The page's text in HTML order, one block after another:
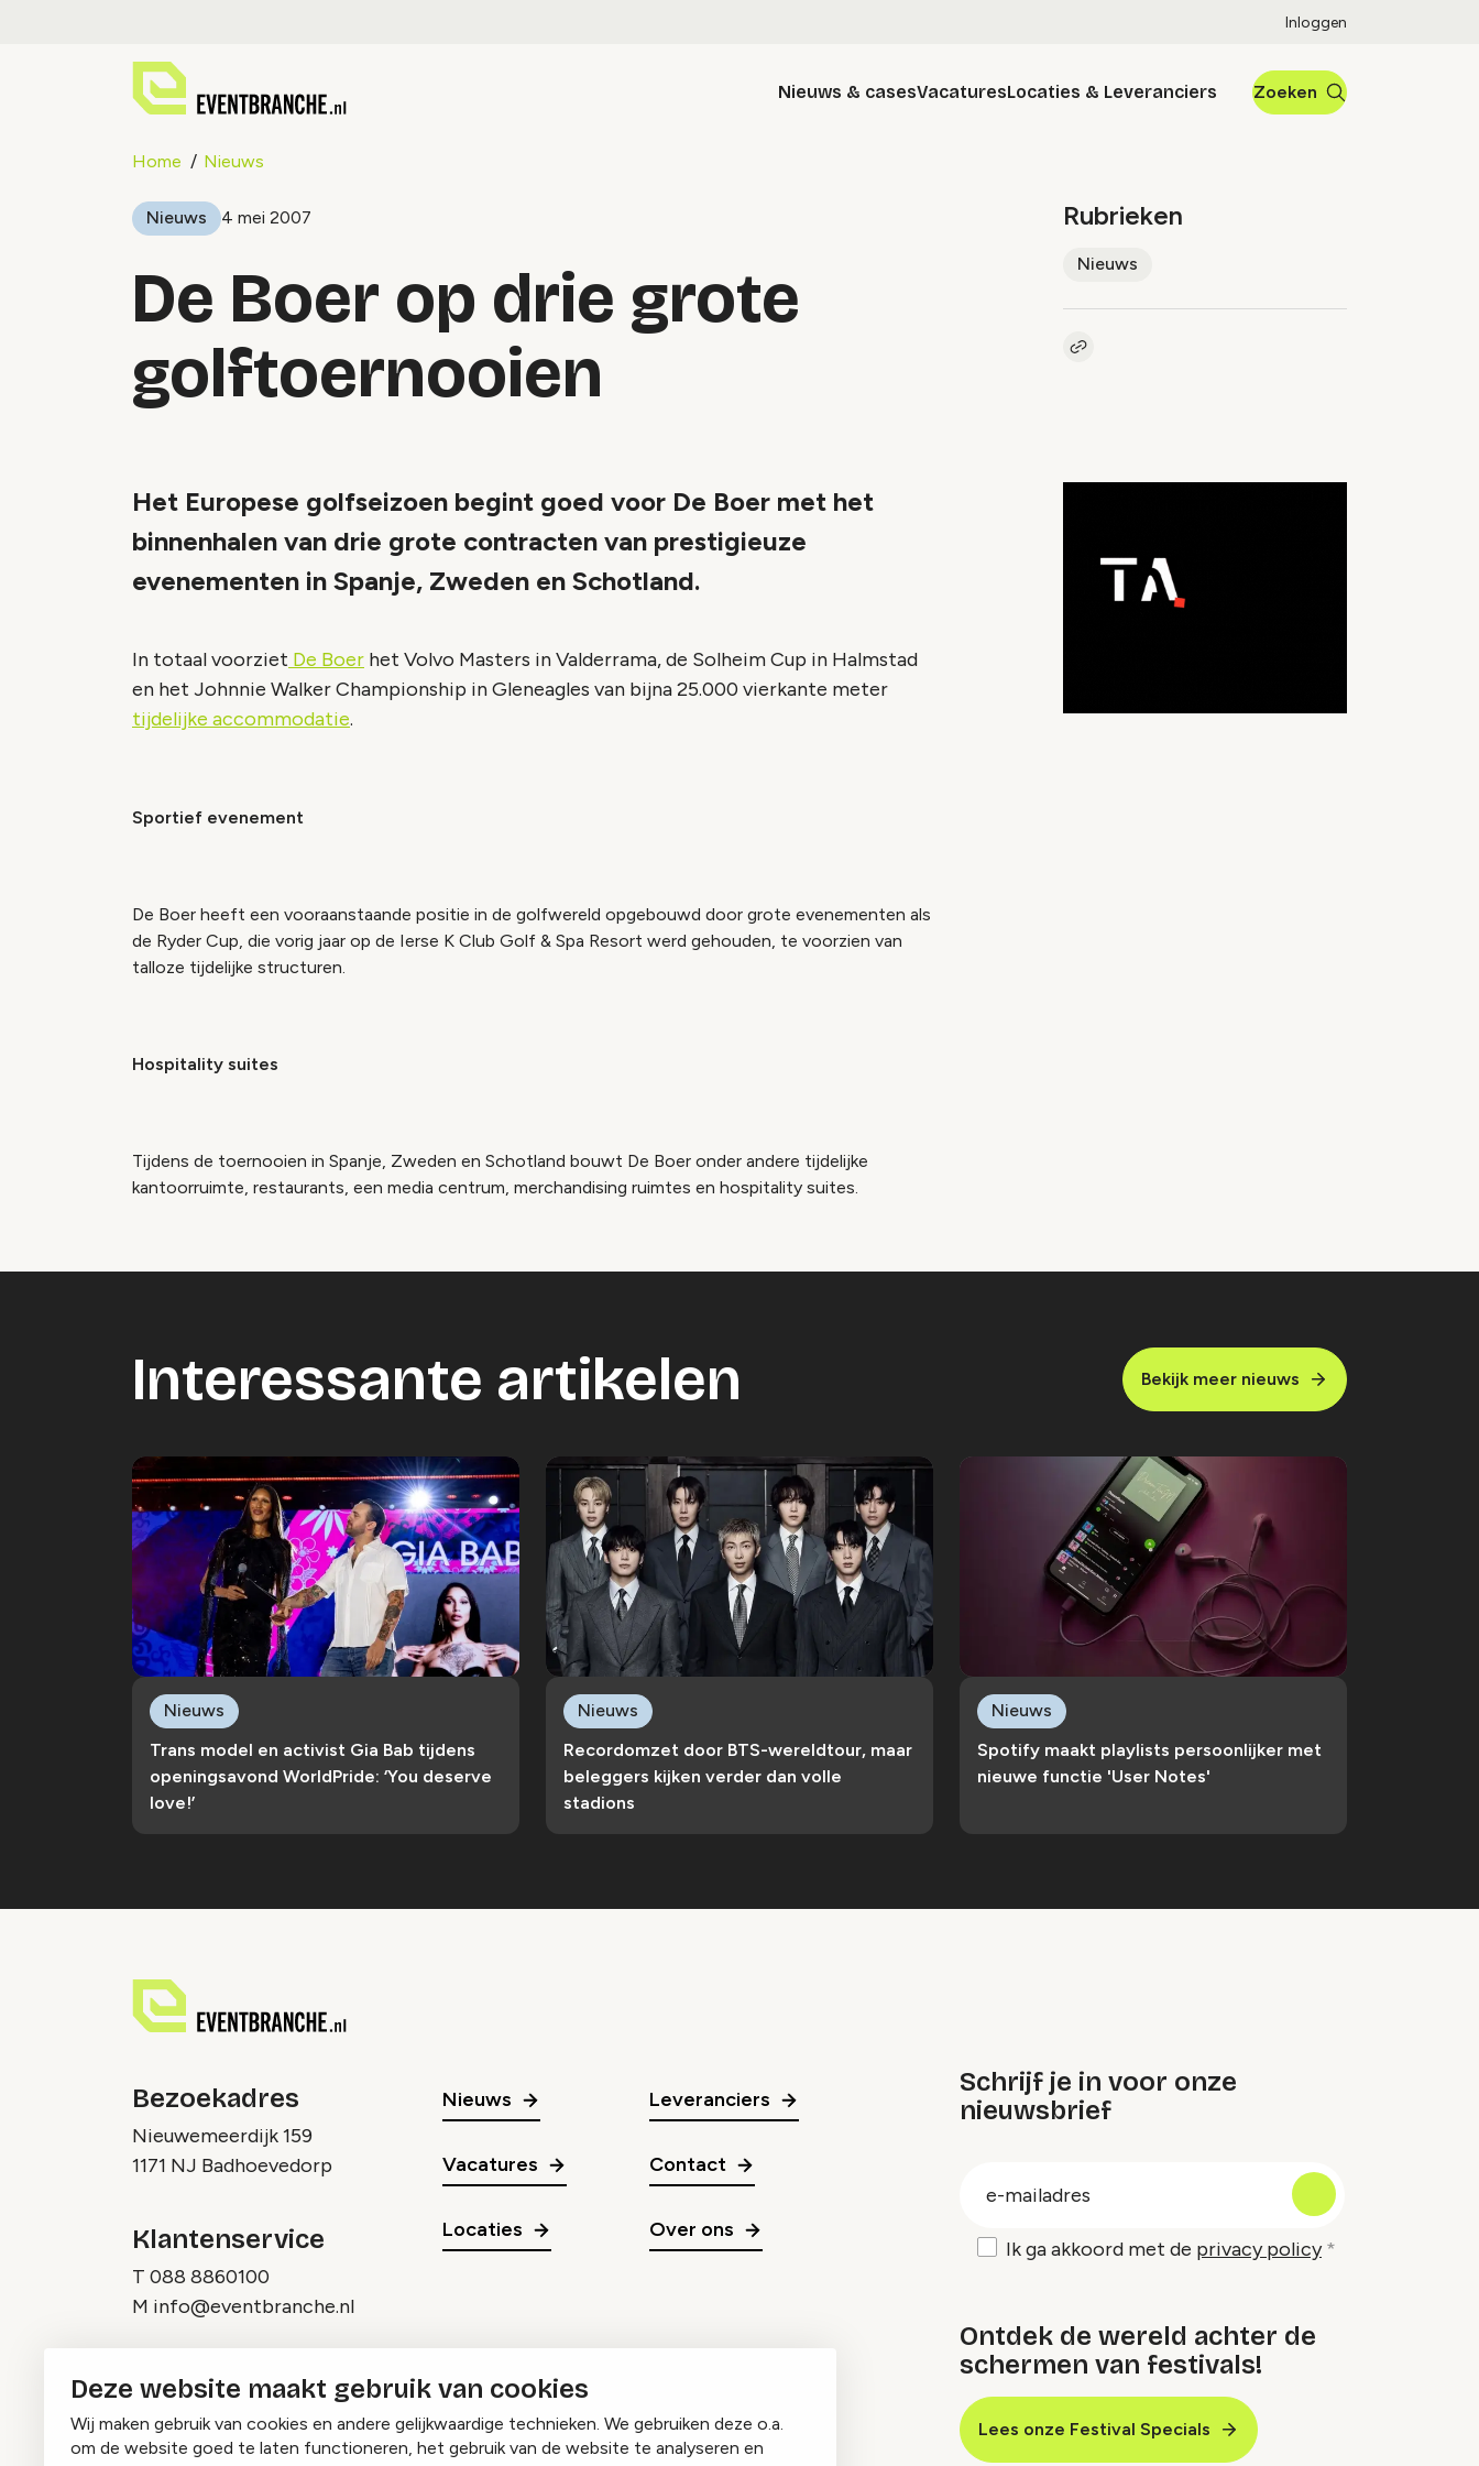
Deze website maakt gebruik van cookies
Wij maken gebruik van cookies en andere gelijkwaardige technieken. We gebruiken deze o.a.
om de website goed te laten functioneren, het gebruik van de website te analyseren en
Inloggen
Nieuws & casesVacaturesLocaties & Leveranciers Zoeken
Home Nieuws
Nieuws 4 mei 2007
De Boer op drie grote
golftoernooien
Rubrieken
Nieuws
Kopieer link naar artikel
Het Europese golfseizoen begint goed voor De Boer met het
binnenhalen van drie grote contracten van prestigieuze
evenementen in Spanje, Zweden en Schotland.
In totaal voorziet De Boer het Volvo Masters in Valderrama, de Solheim Cup in Halmstad
en het Johnnie Walker Championship in Gleneagles van bijna 25.000 vierkante meter
tijdelijke accommodatie.
Sportief evenement
De Boer heeft een vooraanstaande positie in de golfwereld opgebouwd door grote evenementen als
de Ryder Cup, die vorig jaar op de Ierse K Club Golf & Spa Resort werd gehouden, te voorzien van
talloze tijdelijke structuren.
Hospitality suites
Tijdens de toernooien in Spanje, Zweden en Schotland bouwt De Boer onder andere tijdelijke
kantoorruimte, restaurants, een media centrum, merchandising ruimtes en hospitality suites.
Interessante artikelen Bekijk meer nieuws
Trans model en activist Gia Bab tijdens
openingsavond WorldPride: ‘You deserve
love!’
Nieuws
Recordomzet door BTS-wereldtour, maar
beleggers kijken verder dan volle
stadions
Nieuws
Spotify maakt playlists persoonlijker met
nieuwe functie 'User Notes'
Nieuws
Bezoekadres
Nieuwemeerdijk 159
1171 NJ Badhoevedorp
Klantenservice
T 088 8860100
M info@eventbranche.nl
Nieuws
Vacatures
Locaties
Leveranciers
Contact
Over ons
Schrijf je in voor onze
nieuwsbrief
Ik ga akkoord met de privacy policy
Ontdek de wereld achter de
schermen van festivals!
Lees onze Festival Specials